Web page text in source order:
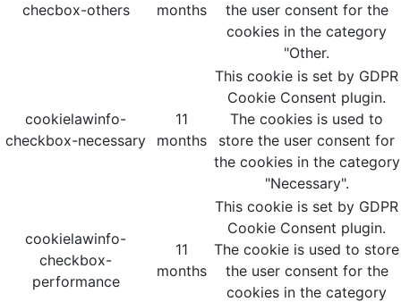
checbox-others
months
the user consent for the
cookies in the category
"Other.
cookielawinfo-
checkbox-necessary
11
months
This cookie is set by GDPR
Cookie Consent plugin.
The cookies is used to
store the user consent for
the cookies in the category
"Necessary".
cookielawinfo-
checkbox-
performance
11
months
This cookie is set by GDPR
Cookie Consent plugin.
The cookie is used to store
the user consent for the
cookies in the category